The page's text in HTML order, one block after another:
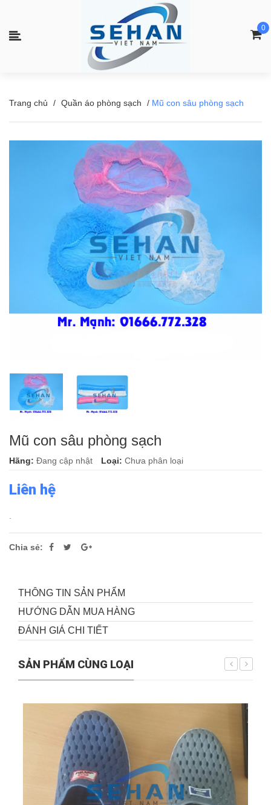
0
Trang chủ / Quần áo phòng sạch / Mũ con sâu phòng sạch
Mũ con sâu phòng sạch
Hãng: Đang cập nhật Loại: Chưa phân loại
Liên hệ
Chia sẻ:
THÔNG TIN SẢN PHẨM
HƯỚNG DẪN MUA HÀNG
ĐÁNH GIÁ CHI TIẾT
SẢN PHẨM CÙNG LOẠI